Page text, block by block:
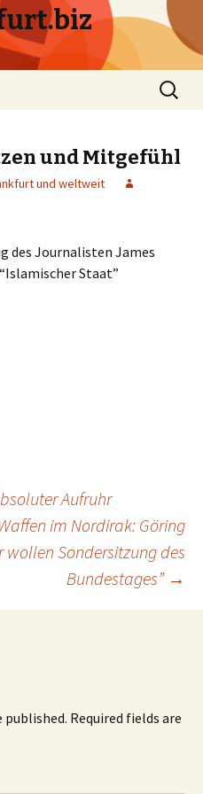
Search
for:
und Mitgefühl
und weltweit
des Journalisten James
Staat”
Aufruhr
im Nordirak: Göring
wollen Sondersitzung des
Bundestages” →
published. Required fields are